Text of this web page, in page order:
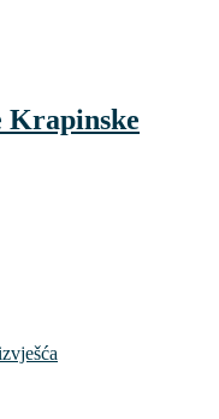
Krapinske